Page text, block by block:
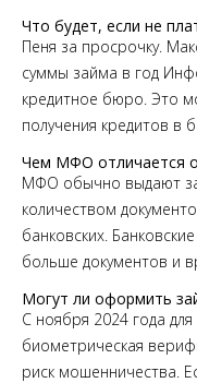
Что будет, если не
Пеня за просрочку.
суммы займа в год
кредитное бюро. Это
получения кредитов в
Чем МФО отличается
МФО обычно выдают
количеством
банковских.
больше документов и
Могут ли оформить
С ноября 2024 года
биометрическая
риск мошенничества.